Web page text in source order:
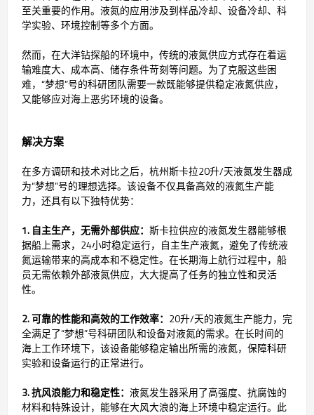
至关重要的作用。液氮的应用涉及到样品冷却、设备冷却、科
学实验、环境控制等多个方面。
然而，在大洋钻探船的环境中，传统的液氮供应方式存在着运
输难度大、成本高、储存条件苛刻等问题。为了克服这些困
难，“梦想”号的科研团队需要一款既能够提供稳定液氮供应，
又能够应对海上恶劣环境的设备。
解决方案
在多方调研和技术对比之后，杭州斯卡拉20升/天液氮发生器成
为“梦想”号的理想选择。该设备不仅具备高效的液氮生产能
力，还具有以下独特优势：
1. 自主生产，无需外部供应： 斯卡拉供应的液氮发生器能够根
据船上需求，24小时稳定运行，自主生产液氮，避免了传统液
氮运输带来的高成本和不稳定性。在长期海上航行过程中，船
员无需依赖外部液氮供应，大大提高了任务的独立性和灵活
性。
2. 可靠的性能和高效的工作效率： 20升/天的液氮生产能力，完
全满足了“梦想”号科研团队和设备对液氮的需求。在长时间的
海上工作环境下，该设备能够稳定输出所需的液氮，保障科研
实验和设备运行的正常进行。
3. 抗风浪能力和稳定性： 液氮发生器采用了高强度、抗腐蚀的
材料和特殊设计，能够在大风大浪的海上环境中稳定运行。此